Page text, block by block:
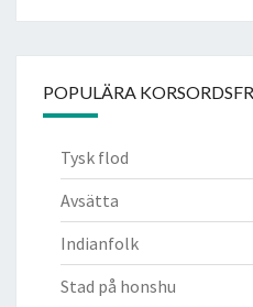
POPULÄRA
Tysk flod
Avsätta
Indianfolk
Stad på honshu